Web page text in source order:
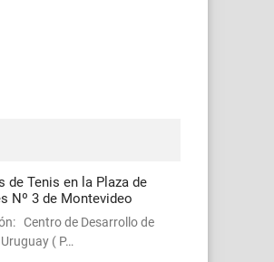
de Tenis en la Plaza de
Nº 3 de Montevideo
Centro de Desarrollo de
( P…